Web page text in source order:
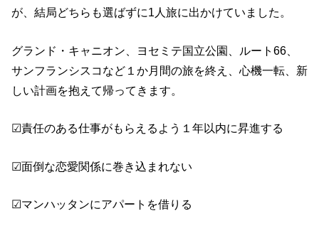
が、結局どちらも選ばずに1人旅に出かけていました。
グランド・キャニオン、ヨセミテ国立公園、ルート66、
サンフランシスコなど１か月間の旅を終え、心機一転、新
しい計画を抱えて帰ってきます。
☑責任のある仕事がもらえるよう１年以内に昇進する
☑面倒な恋愛関係に巻き込まれない
☑マンハッタンにアパートを借りる